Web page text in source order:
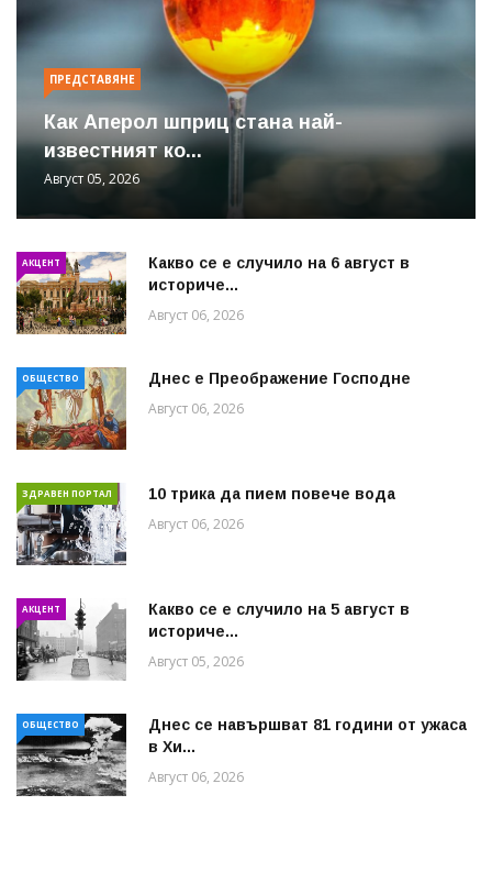
ПРЕДСТАВЯНЕ
Как Аперол шприц стана най-
известният ко...
Август 05, 2026
АКЦЕНТ
Какво се е случило на 6 август в
историче...
Август 06, 2026
ОБЩЕСТВО Днес е Преображение Господне
Август 06, 2026
ЗДРАВЕН ПОРТАЛ 10 трика да пием повече вода
Август 06, 2026
АКЦЕНТ
Какво се е случило на 5 август в
историче...
Август 05, 2026
ОБЩЕСТВО
Днес се навършват 81 години от ужаса
в Хи...
Август 06, 2026